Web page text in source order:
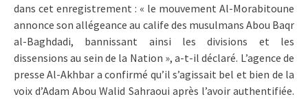
dans cet enregistrement : « le mouvement Al-Morabitoune
annonce son allégeance au calife des musulmans Abou Baqr
al-Baghdadi, bannissant ainsi les divisions et les
dissensions au sein de la Nation », a-t-il déclaré. L’agence de
presse Al-Akhbar a confirmé qu’il s’agissait bel et bien de la
voix d’Adam Abou Walid Sahraoui après l’avoir authentifiée.